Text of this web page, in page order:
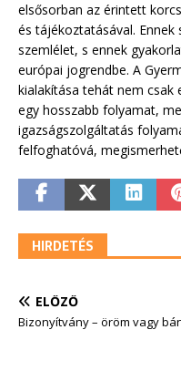
elsősorban az érintett
és tájékoztatásával.
szemlélet, s ennek
európai jogrendbe. A
kialakítása tehát nem csak
egy hosszabb folyamat,
igazságszolgáltatás
felfoghatóvá,
HIRDETÉS
ELŐZŐ
Bizonyítvány – öröm vagy